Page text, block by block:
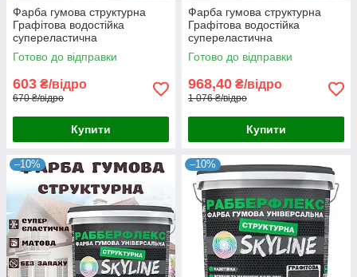
Фарба гумова структурна
Графітова водостійка
супереластична
універсальна емаль
«РабберФлекс» SkyLine для
Готово до відправки
603 ₴/відро
670 ₴/відро
Купити
Фарба гумова структурна
Графітова водостійка
супереластична
універсальна емаль
«РабберФлекс» SkyLine для
Готово до відправки
968,40 ₴/відро
1 076 ₴/відро
Купити
–10% –10%